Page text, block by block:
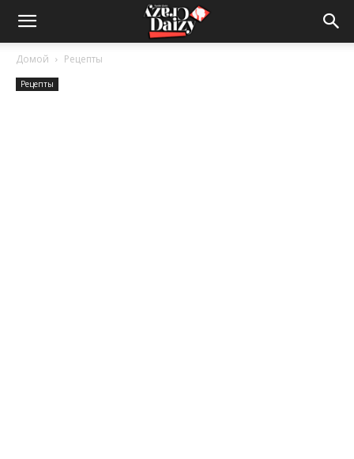
Crazy-
Daizy
Домой Рецепты
Рецепты